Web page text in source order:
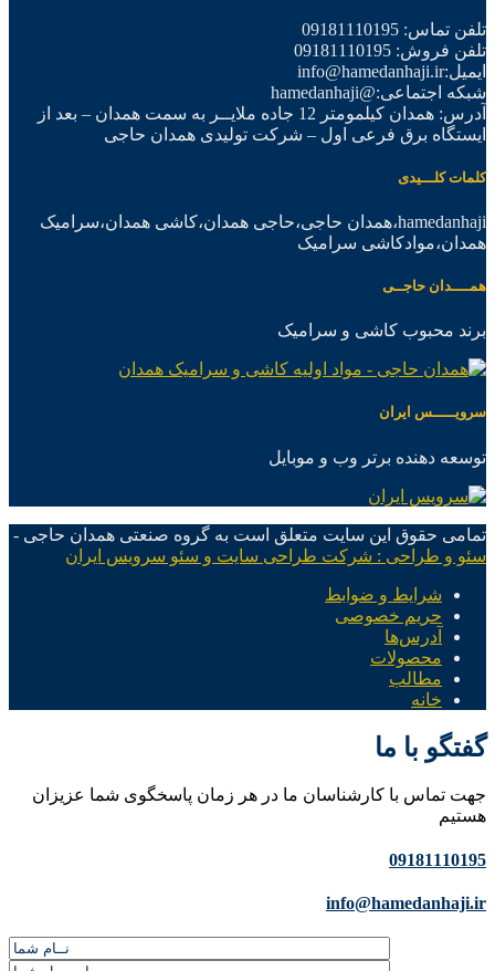
تلفن تماس: 09181110195
تلفن فروش: 09181110195
ایمیل:info@hamedanhaji.ir
شبکه اجتماعی:@hamedanhaji
آدرس: همدان کیلمومتر 12 جاده ملایــر به سمت همدان – بعد از
ایستگاه برق فرعی اول – شرکت تولیدی همدان حاجی
کلمات کلـــیدی
hamedanhaji،همدان حاجی،حاجی همدان،کاشی همدان،سرامیک
همدان،موادکاشی سرامیک
همــــدان حاجــی
برند محبوب کاشی و سرامیک
سرویـــــس ایران
توسعه دهنده برتر وب و موبایل
تمامی حقوق این سایت متعلق است به گروه صنعتی همدان حاجی -
سئو و طراحی : شرکت طراحی سایت و سئو سرویس ایران
شرایط و ضوابط
حریم خصوصی
آدرس‌ها
محصولات
مطالب
خانه
گفتگو با ما
جهت تماس با کارشناسان ما در هر زمان پاسخگوی شما عزیزان
هستیم
09181110195
info@hamedanhaji.ir